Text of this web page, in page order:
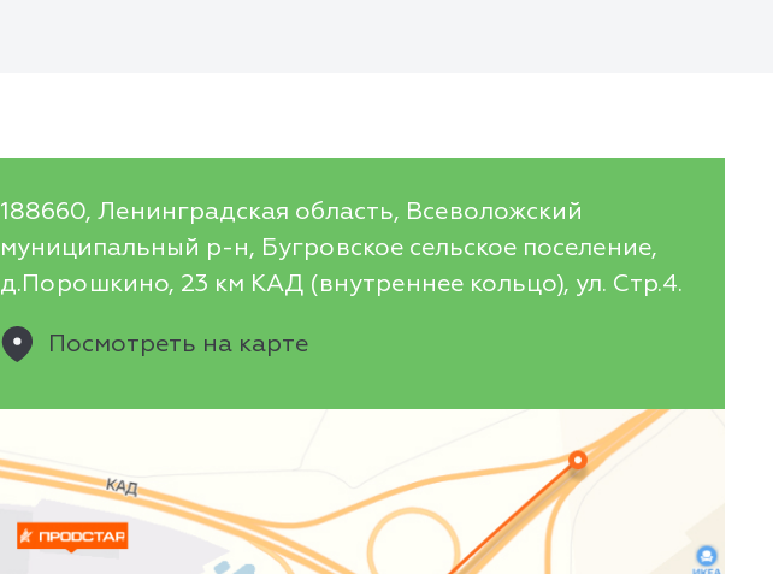
188660, Ленинградская область, Всеволожский
муниципальный р-н, Бугровское сельское поселение,
д.Порошкино, 23 км КАД (внутреннее кольцо), ул. Стр.4.
Посмотреть на карте